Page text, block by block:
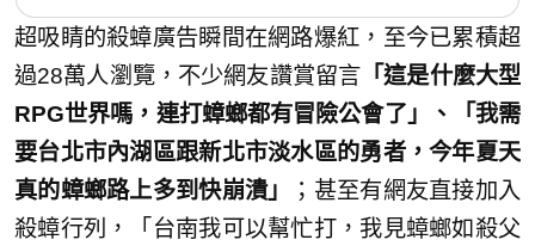
超吸睛的殺蟑廣告瞬間在網路爆紅，至今已累積超
過28萬人瀏覽，不少網友讚賞留言 「這是什麼大型
RPG世界嗎，連打蟑螂都有冒險公會了」、「我需
要台北市內湖區跟新北市淡水區的勇者，今年夏天
真的蟑螂路上多到快崩潰」
；甚至有網友直接加入
殺蟑行列，「台南我可以幫忙打，我見蟑螂如殺父